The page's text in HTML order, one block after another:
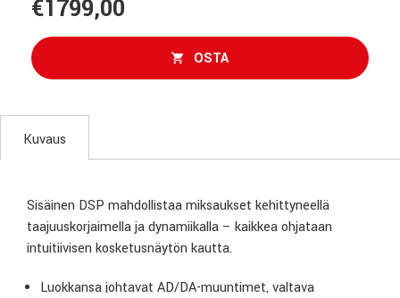
€1799,00
OSTA
Kuvaus
Sisäinen DSP mahdollistaa miksaukset kehittyneellä
taajuuskorjaimella ja dynamiikalla – kaikkea ohjataan
intuitiivisen kosketusnäytön kautta.
Luokkansa johtavat AD/DA-muuntimet, valtava